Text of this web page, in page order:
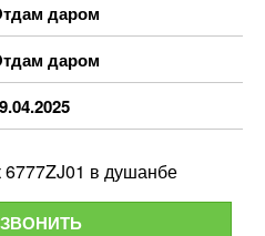
даром
даром
в душанбе